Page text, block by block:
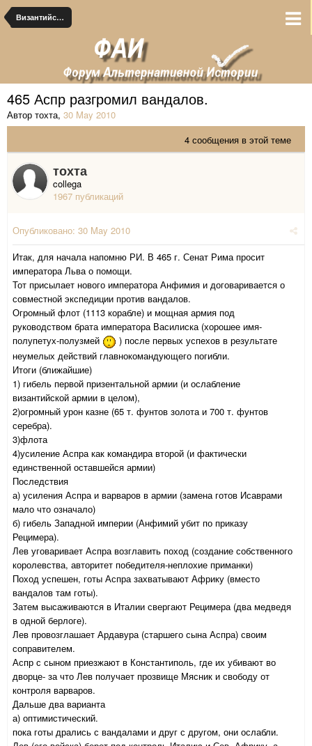
Византийские альтернативы
465 Аспр разгромил вандалов.
Автор тохта, 30 May 2010
4 сообщения в этой теме
тохта
collega
1967 публикаций
Опубликовано: 30 May 2010
Итак, для начала напомню РИ. В 465 г. Сенат Рима просит
императора Льва о помощи.
Тот присылает нового императора Анфимия и договаривается о
совместной экспедиции против вандалов.
Огромный флот (1113 корабле) и мощная армия под
руководством брата императора Василиска (хорошее имя-
полупетух-полузмей
) после первых успехов в результате
неумелых действий главнокомандующего погибли.
Итоги (ближайшие)
1) гибель первой призентальной армии (и ослабление
византийской армии в целом),
2)огромный урон казне (65 т. фунтов золота и 700 т. фунтов
серебра).
3)флота
4)усиление Аспра как командира второй (и фактически
единственной оставшейся армии)
Последствия
а) усиления Аспра и варваров в армии (замена готов Исаврами
мало что означало)
б) гибель Западной империи (Анфимий убит по приказу
Рецимера).
Лев уговаривает Аспра возглавить поход (создание собственного
королевства, авторитет победителя-неплохие приманки)
Поход успешен, готы Аспра захватывают Африку (вместо
вандалов там готы).
Затем высаживаются в Италии свергают Рецимера (два медведя
в одной берлоге).
Лев провозглашает Ардавура (старшего сына Аспра) своим
соправителем.
Аспр с сыном приезжают в Константиполь, где их убивают во
дворце- за что Лев получает прозвище Мясник и свободу от
контроля варваров.
Дальше два варианта
а) оптимистический.
пока готы дрались с вандалами и друг с другом, они ослабли.